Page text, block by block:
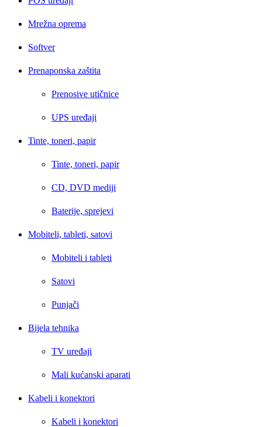
Mrežna oprema
Softver
Prenaponska zaštita
Prenosive utičnice
UPS uređaji
Tinte, toneri, papir
Tinte, toneri, papir
CD, DVD mediji
Baterije, sprejevi
Mobiteli, tableti, satovi
Mobiteli i tableti
Satovi
Punjači
Bijela tehnika
TV uređaji
Mali kućanski aparati
Kabeli i konektori
Kabeli i konektori